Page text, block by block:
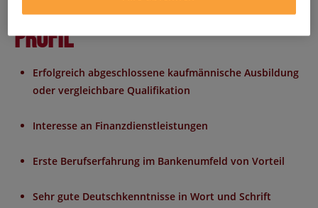
Profil
Erfolgreich abgeschlossene kaufmännische Ausbildung
oder vergleichbare Qualifikation
Interesse an Finanzdienstleistungen
Erste Berufserfahrung im Bankenumfeld von Vorteil
Sehr gute Deutschkenntnisse in Wort und Schrift